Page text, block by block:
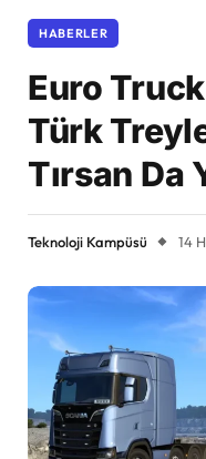
HABERLER
Euro
Türk
Tırsan Da
Teknoloji Kampüsü 14